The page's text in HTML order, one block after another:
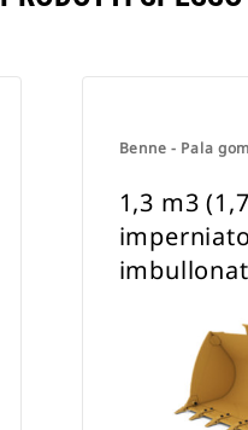
Benne - Pala
1,3 m3